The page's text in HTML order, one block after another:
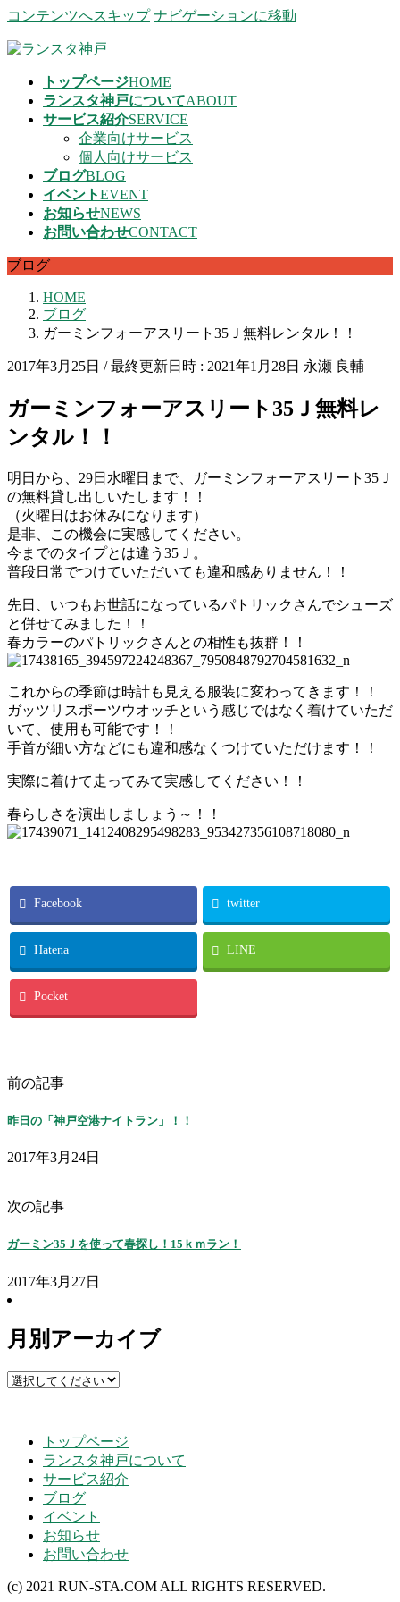
コンテンツへスキップ ナビゲーションに移動
トップページHOME
ランスタ神戸についてABOUT
サービス紹介SERVICE
企業向けサービス
個人向けサービス
ブログBLOG
イベントEVENT
お知らせNEWS
お問い合わせCONTACT
ブログ
HOME
ブログ
ガーミンフォーアスリート35Ｊ無料レンタル！！
2017年3月25日 / 最終更新日時 : 2021年1月28日 永瀬 良輔
ガーミンフォーアスリート35Ｊ無料レ
ンタル！！
明日から、29日水曜日まで、ガーミンフォーアスリート35Ｊ
の無料貸し出しいたします！！
（火曜日はお休みになります）
是非、この機会に実感してください。
今までのタイプとは違う35Ｊ。
普段日常でつけていただいても違和感ありません！！
先日、いつもお世話になっているパトリックさんでシューズ
と併せてみました！！
春カラーのパトリックさんとの相性も抜群！！
これからの季節は時計も見える服装に変わってきます！！
ガッツリスポーツウオッチという感じではなく着けていただ
いて、使用も可能です！！
手首が細い方などにも違和感なくつけていただけます！！
実際に着けて走ってみて実感してください！！
春らしさを演出しましょう～！！
Facebook twitter
Hatena LINE
Pocket
前の記事
昨日の「神戸空港ナイトラン」！！
2017年3月24日
次の記事
ガーミン35Ｊを使って春探し！15ｋｍラン！
2017年3月27日
月別アーカイブ
トップページ
ランスタ神戸について
サービス紹介
ブログ
イベント
お知らせ
お問い合わせ
(c) 2021 RUN-STA.COM ALL RIGHTS RESERVED.